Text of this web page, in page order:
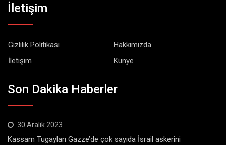
İletişim
Gizlilik Politikası
Hakkımızda
İletişim
Künye
Son Dakika Haberler
30 Aralık 2023
Kassam Tugayları Gazze’de çok sayıda İsrail askerini